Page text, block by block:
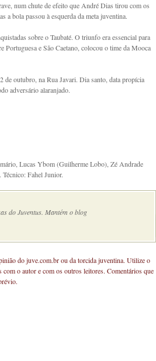
num chute de efeito que André Dias tirou com os
a bola passou à esquerda da meta juventina.
sobre o Taubaté. O triunfo era essencial para
Portuguesa e São Caetano, colocou o time da Mooca
outubro, na Rua Javari. Dia santo, data propícia
adversário alaranjado.
Lucas Ybom (Guilherme Lobo), Zé Andrade
Fahel Junior.
do Juventus. Mantém o blog
do juve.com.br ou da torcida juventina. Utilize o
com o autor e com os outros leitores. Comentários que